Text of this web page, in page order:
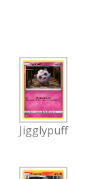
Jigglypuff